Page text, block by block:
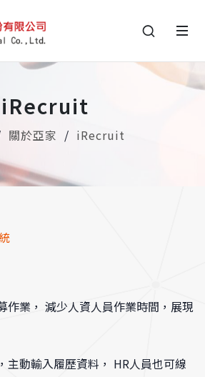
iRecruit
關於亞家 iRecruit
作業， 減少人資人員作業時間，展現
動輸入履歷資料， HR人員也可線